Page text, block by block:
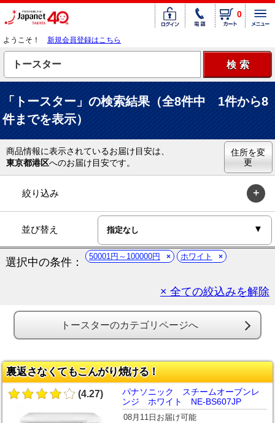
0
ようこそ！ 新規会員登録はこちら
「トースター」の検索結果（全8件中 1件から8
件までを表示）
商品情報に表示されているお届け目安は、
東京都港区へのお届け目安です。
住所を変
更
絞り込み
並び替え
選択中の条件： 50001円～100000円 ホワイト
× 全ての絞込みを解除
トースターのカテゴリページへ
裏返さなくてもこんがり焼ける！
(4.27)
パナソニック スチームオーブンレ
ンジ ホワイト NE-BS607JP
08月11日お届け可能